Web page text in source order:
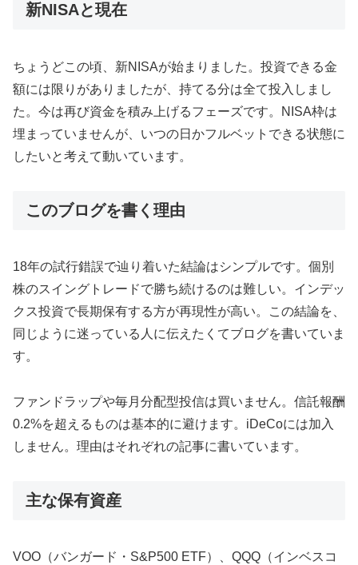
新NISAと現在
ちょうどこの頃、新NISAが始まりました。投資できる金
額には限りがありましたが、持てる分は全て投入しまし
た。今は再び資金を積み上げるフェーズです。NISA枠は
埋まっていませんが、いつの日かフルベットできる状態に
したいと考えて動いています。
このブログを書く理由
18年の試行錯誤で辿り着いた結論はシンプルです。個別
株のスイングトレードで勝ち続けるのは難しい。インデッ
クス投資で長期保有する方が再現性が高い。この結論を、
同じように迷っている人に伝えたくてブログを書いていま
す。
ファンドラップや毎月分配型投信は買いません。信託報酬
0.2%を超えるものは基本的に避けます。iDeCoには加入
しません。理由はそれぞれの記事に書いています。
主な保有資産
VOO（バンガード・S&P500 ETF）、QQQ（インベスコ